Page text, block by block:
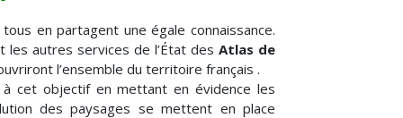
en partagent une égale connaissance.
autres services de l’État des Atlas de
l’ensemble du territoire français .
cet objectif en mettant en évidence les
des paysages se mettent en place